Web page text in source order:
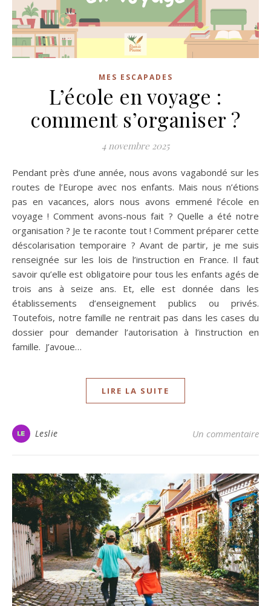
MES ESCAPADES
L’école en voyage :
comment s’organiser ?
4 novembre 2025
Pendant près d’une année, nous avons vagabondé sur les
routes de l’Europe avec nos enfants. Mais nous n’étions
pas en vacances, alors nous avons emmené l’école en
voyage ! Comment avons-nous fait ? Quelle a été notre
organisation ? Je te raconte tout ! Comment préparer cette
déscolarisation temporaire ? Avant de partir, je me suis
renseignée sur les lois de l’instruction en France. Il faut
savoir qu’elle est obligatoire pour tous les enfants agés de
trois ans à seize ans. Et, elle est donnée dans les
établissements d’enseignement publics ou privés.
Toutefois, notre famille ne rentrait pas dans les cases du
dossier pour demander l’autorisation à l’instruction en
famille. J’avoue…
LIRE LA SUITE
Leslie Un commentaire